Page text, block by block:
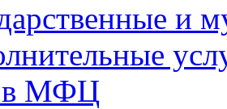
и
в МФЦ